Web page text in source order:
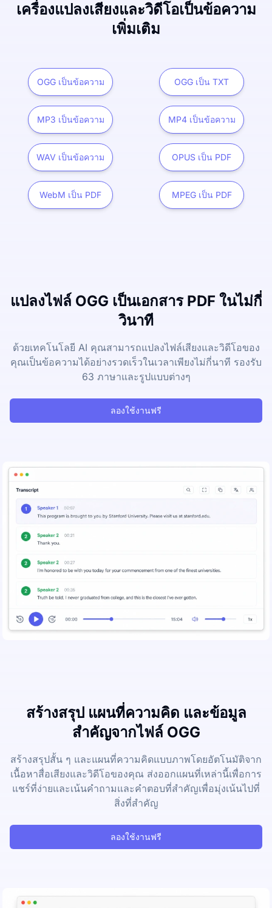
เครื่องแปลงเสียงและวิดีโอเป็นข้อความ
เพิ่มเติม
OGG เป็นข้อความ OGG เป็น TXT
MP3 เป็นข้อความ MP4 เป็นข้อความ
WAV เป็นข้อความ OPUS เป็น PDF
WebM เป็น PDF MPEG เป็น PDF
แปลงไฟล์ OGG เป็นเอกสาร PDF ในไม่กี่
วินาที
ด้วยเทคโนโลยี AI คุณสามารถแปลงไฟล์เสียงและวิดีโอของ
คุณเป็นข้อความได้อย่างรวดเร็วในเวลาเพียงไม่กี่นาที รองรับ
63 ภาษาและรูปแบบต่างๆ
ลองใช้งานฟรี
สร้างสรุป แผนที่ความคิด และข้อมูล
สำคัญจากไฟล์ OGG
สร้างสรุปสั้น ๆ และแผนที่ความคิดแบบภาพโดยอัตโนมัติจาก
เนื้อหาสื่อเสียงและวิดีโอของคุณ ส่งออกแผนที่เหล่านี้เพื่อการ
แชร์ที่ง่ายและเน้นคำถามและคำตอบที่สำคัญเพื่อมุ่งเน้นไปที่
สิ่งที่สำคัญ
ลองใช้งานฟรี